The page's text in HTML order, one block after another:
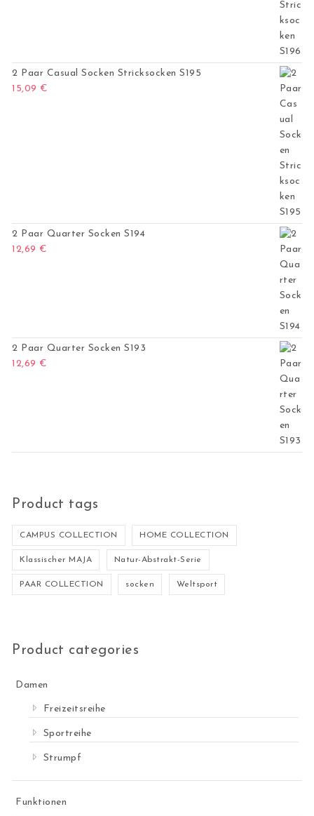
2 Paar Casual Socken Stricksocken S195
15,09 €
2 Paar Quarter Socken S194
12,69 €
2 Paar Quarter Socken S193
12,69 €
Product tags
CAMPUS COLLECTION HOME COLLECTION
Klassischer MAJA Natur-Abstrakt-Serie
PAAR COLLECTION socken Weltsport
Product categories
Damen
Freizeitsreihe
Sportreihe
Strumpf
Funktionen